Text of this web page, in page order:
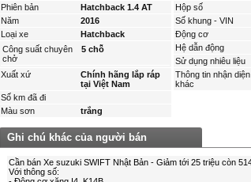
Phiên bản
Hatchback 1.4 AT
Năm
2016
Loại xe
Hatchback
Công suất chuyên
chở
5 chỗ
Xuất xứ
Chính hãng lắp ráp
tại Việt Nam
Số km đã đi
Màu sơn
trắng
Hộp số
Số khung - VIN
Động cơ
Hệ dẫn động
Sử dụng nhiêu liệu
Thông tin nhận diện
khác
Ghi chú khác của người bán